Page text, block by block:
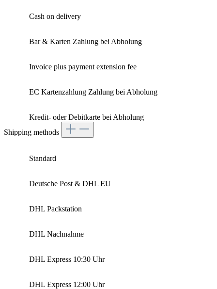
Cash on delivery
Bar & Karten Zahlung bei Abholung
Invoice plus payment extension fee
EC Kartenzahlung Zahlung bei Abholung
Kredit- oder Debitkarte bei Abholung
Shipping methods
Standard
Deutsche Post & DHL EU
DHL Packstation
DHL Nachnahme
DHL Express 10:30 Uhr
DHL Express 12:00 Uhr